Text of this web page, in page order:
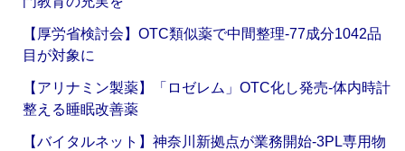
【厚労省検討会】OTC類似薬で中間整理‐77成分1042品
目が対象に
【アリナミン製薬】「ロゼレム」OTC化し発売‐体内時計
整える睡眠改善薬
【バイタルネット】神奈川新拠点が業務開始‐3PL専用物